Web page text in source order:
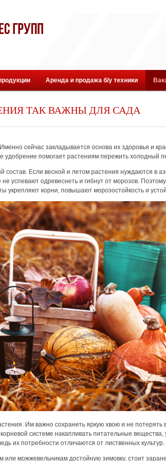
Аренда и продажа б/у техники
ТАК ВАЖНЫ ДЛЯ САДА
сейчас закладывается основа их здоровья и
удобрение помогает растениям пережить холодный
состав. Если весной и летом растения нуждаются в
успевают одревеснеть и гибнут от морозов. Поэтому
корни, повышают морозостойкость и
Им важно сохранить яркую хвою и не
системе накапливать питательные
их потребности отличаются от лиственных культур.
или можжевельникам достойную зимовку, стоит